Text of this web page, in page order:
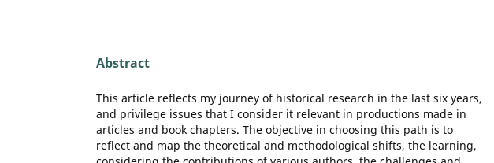
Abstract
This article reflects my journey of historical research in the last six years,
and privilege issues that I consider it relevant in productions made in
articles and book chapters. The objective in choosing this path is to
reflect and map the theoretical and methodological shifts, the learning,